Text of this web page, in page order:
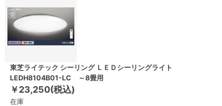
東芝ライテック シーリング ＬＥＤシーリングライト
LEDH8104B01-LC ～8畳用
￥23,250(税込)
在庫